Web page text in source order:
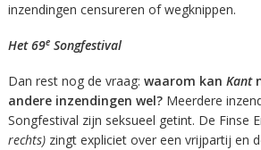
inzendingen censureren of wegknippen.
Het 69eSongfestival
Dan rest nog de vraag: waarom kan Kant
andere inzendingen wel?Meerdere
Songfestival zijn seksueel getint. De Finse
rechts)zingt expliciet over een vrijpartij en